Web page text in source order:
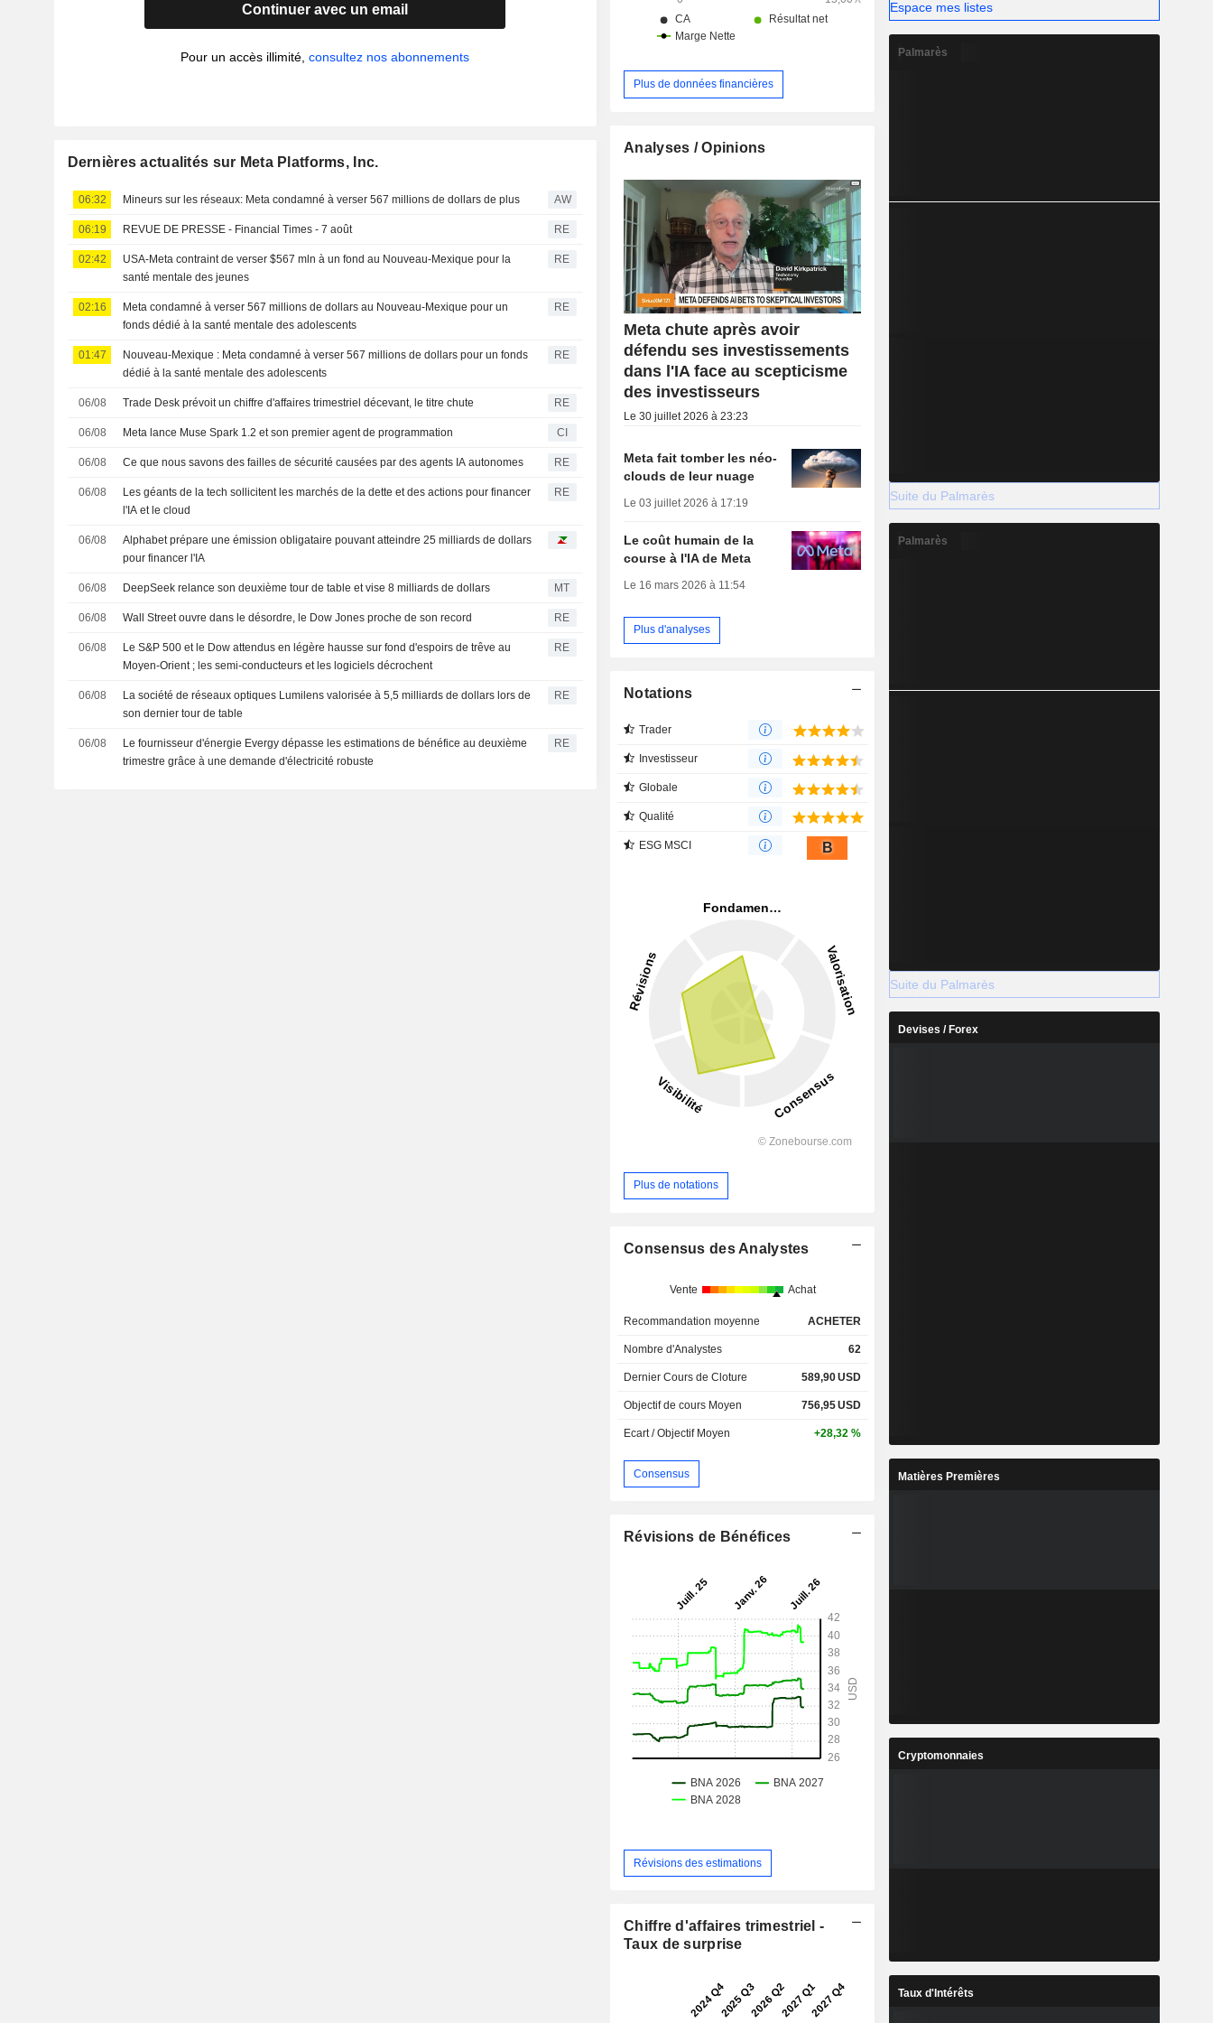
Continuer avec un email
Pour un accès illimité,consultez nos abonnements
Dernières actualités sur Meta Platforms, Inc.
06:32 Mineurs sur les réseaux: Meta condamné à verser 567 millions de dollars de plus AW
06:19 REVUE DE PRESSE - Financial Times - 7 août RE
02:42
USA-Meta contraint de verser $567 mln à un fond au Nouveau-Mexique pour la
santé mentale des jeunes
RE
02:16
Meta condamné à verser 567 millions de dollars au Nouveau-Mexique pour un
fonds dédié à la santé mentale des adolescents
RE
01:47
Nouveau-Mexique : Meta condamné à verser 567 millions de dollars pour un fonds
dédié à la santé mentale des adolescents
RE
06/08 Trade Desk prévoit un chiffre d'affaires trimestriel décevant, le titre chute RE
06/08 Meta lance Muse Spark 1.2 et son premier agent de programmation CI
06/08 Ce que nous savons des failles de sécurité causées par des agents IA autonomes RE
06/08
Les géants de la tech sollicitent les marchés de la dette et des actions pour financer
l'IA et le cloud
RE
06/08
Alphabet prépare une émission obligataire pouvant atteindre 25 milliards de dollars
pour financer l'IA
06/08 DeepSeek relance son deuxième tour de table et vise 8 milliards de dollars MT
06/08 Wall Street ouvre dans le désordre, le Dow Jones proche de son record RE
06/08
Le S&P 500 et le Dow attendus en légère hausse sur fond d'espoirs de trêve au
Moyen-Orient ; les semi-conducteurs et les logiciels décrochent
RE
06/08
La société de réseaux optiques Lumilens valorisée à 5,5 milliards de dollars lors de
son dernier tour de table
RE
06/08
Le fournisseur d'énergie Evergy dépasse les estimations de bénéfice au deuxième
trimestre grâce à une demande d'électricité robuste
RE
Plus de données financières
Analyses / Opinions
Meta chute après avoir
défendu ses investissements
dans l'IA face au scepticisme
des investisseurs
Le 30 juillet 2026 à 23:23
Meta fait tomber les néo-
clouds de leur nuage
Le 03 juillet 2026 à 17:19
Le coût humain de la
course à l'IA de Meta
Le 16 mars 2026 à 11:54
Plus d'analyses
Notations
Trader
Investisseur
Globale
Qualité
ESG MSCI B
Plus de notations
Consensus des Analystes
Vente Achat
Recommandation moyenne ACHETER
Nombre d'Analystes 62
Dernier Cours de Cloture 589,90USD
Objectif de cours Moyen 756,95USD
Ecart / Objectif Moyen +28,32 %
Consensus
Révisions de Bénéfices
Révisions des estimations
Chiffre d'affaires trimestriel -
Taux de surprise
Espace mes listes
Palmarès
Suite du Palmarès
Palmarès
Suite du Palmarès
Devises / Forex
Matières Premières
Cryptomonnaies
Taux d'Intérêts